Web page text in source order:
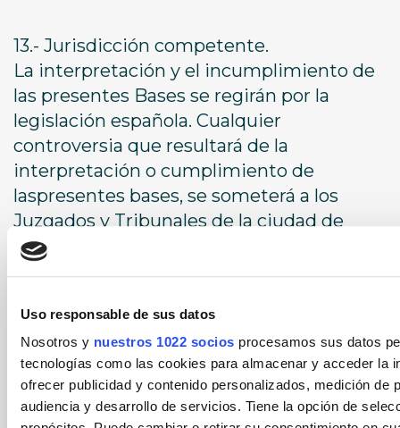
Uso responsable de sus datos
Nosotros y nuestros 1022 socios procesamos sus datos
tecnologías como las cookies para almacenar y acceder la
ofrecer publicidad y contenido personalizados, medición de
audiencia y desarrollo de servicios. Tiene la opción de
13.- Jurisdicción competente.
La interpretación y el incumplimiento de
las presentes Bases se regirán por la
legislación española. Cualquier
controversia que resultará de la
interpretación o cumplimiento de
laspresentes bases, se someterá a los
Juzgados y Tribunales de la ciudad de
Alicante.
Bases legales